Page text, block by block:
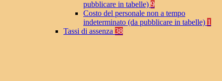
pubblicare in tabelle) 9
Costo del personale non a tempo
indeterminato (da pubblicare in tabelle) 1
Tassi di assenza 38